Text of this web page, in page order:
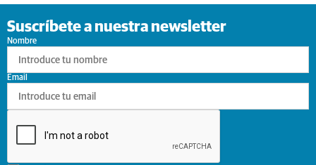
Suscríbete a nuestra newsletter
Nombre
Email